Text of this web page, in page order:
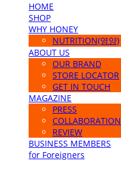
HOME
SHOP
WHY HONEY
NUTRITION(영양)
ABOUT US
OUR BRAND
STORE LOCATOR
GET IN TOUCH
MAGAZINE
PRESS
COLLABORATION
REVIEW
BUSINESS MEMBERS
for Foreigners